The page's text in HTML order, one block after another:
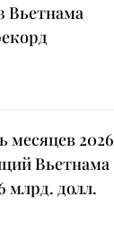
Вьетнама
месяцев 2026
Вьетнама
млрд. долл.